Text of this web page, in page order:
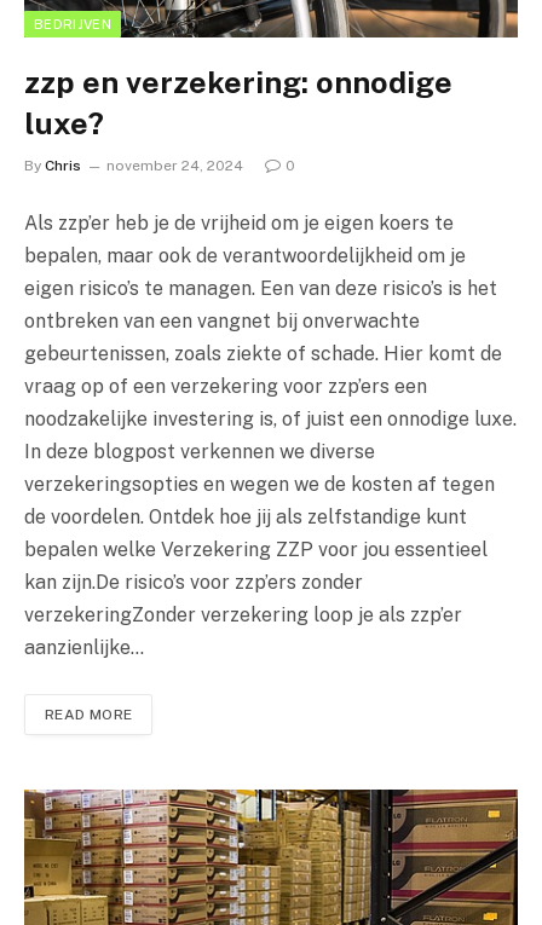
BEDRIJVEN
zzp en verzekering: onnodige
luxe?
By Chris november 24, 2024 0
Als zzp’er heb je de vrijheid om je eigen koers te
bepalen, maar ook de verantwoordelijkheid om je
eigen risico’s te managen. Een van deze risico’s is het
ontbreken van een vangnet bij onverwachte
gebeurtenissen, zoals ziekte of schade. Hier komt de
vraag op of een verzekering voor zzp’ers een
noodzakelijke investering is, of juist een onnodige luxe.
In deze blogpost verkennen we diverse
verzekeringsopties en wegen we de kosten af tegen
de voordelen. Ontdek hoe jij als zelfstandige kunt
bepalen welke Verzekering ZZP voor jou essentieel
kan zijn.De risico’s voor zzp’ers zonder
verzekeringZonder verzekering loop je als zzp’er
aanzienlijke…
READ MORE